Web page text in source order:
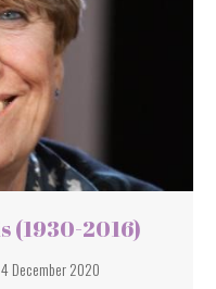
(1930-2016)
4 December 2020